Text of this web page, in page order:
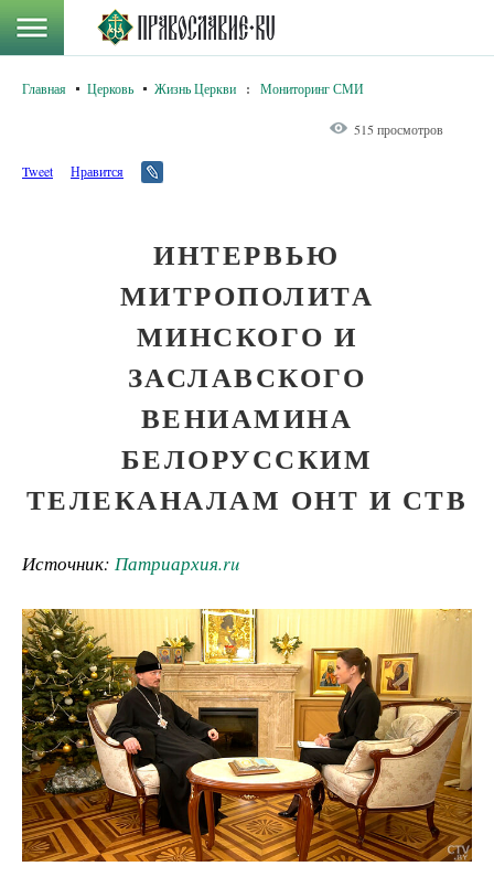
Главная Церковь Жизнь Церкви : Мониторинг СМИ
515 просмотров
Tweet Нравится
ИНТЕРВЬЮ
МИТРОПОЛИТА
МИНСКОГО И
ЗАСЛАВСКОГО
ВЕНИАМИНА
БЕЛОРУССКИМ
ТЕЛЕКАНАЛАМ ОНТ И СТВ
Источник: Патриархия.ru